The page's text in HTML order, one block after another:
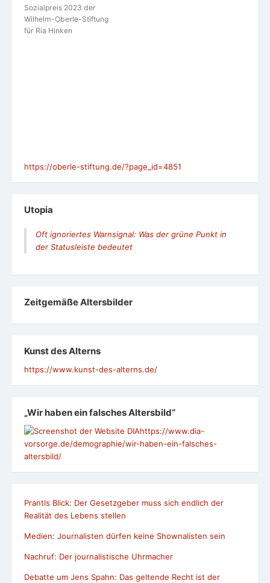
Sozialpreis 2023 der
Wilhelm-Oberle-Stiftung
für Ria Hinken
https://oberle-stiftung.de/?page_id=4851
Utopia
Oft ignoriertes Warnsignal: Was der grüne Punkt in
der Statusleiste bedeutet
Zeit­ge­mäße Alters­bil­der
Kunst des Alterns
https://www.kunst-des-alterns.de/
„Wir haben ein falsches Altersbild“
https://www.dia-
vorsorge.de/demographie/wir-haben-ein-falsches-
altersbild/
Prantls Blick: Der Gesetzgeber muss sich endlich der
Realität des Lebens stellen
Medien: Journalisten dürfen keine Shownalisten sein
Nachruf: Der journalistische Uhrmacher
Debatte um Jens Spahn: Das geltende Recht ist der